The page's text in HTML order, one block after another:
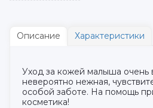
Описание Характеристики
Уход за кожей малыша очень
невероятно нежная,
особой заботе. На помощь
косметика!